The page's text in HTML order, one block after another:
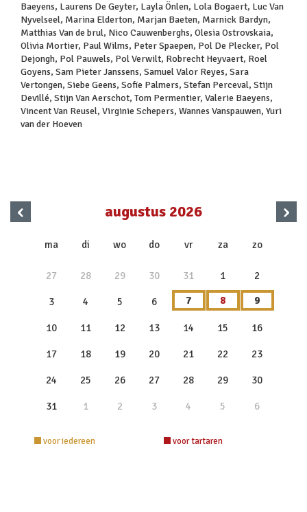
Baeyens, Laurens De Geyter, Layla Önlen, Lola Bogaert, Luc Van
Nyvelseel, Marina Elderton, Marjan Baeten, Marnick Bardyn,
Matthias Van de brul, Nico Cauwenberghs, Olesia Ostrovskaia,
Olivia Mortier, Paul Wilms, Peter Spaepen, Pol De Plecker, Pol
Dejongh, Pol Pauwels, Pol Verwilt, Robrecht Heyvaert, Roel
Goyens, Sam Pieter Janssens, Samuel Valor Reyes, Sara
Vertongen, Siebe Geens, Sofie Palmers, Stefan Perceval, Stijn
Devillé, Stijn Van Aerschot, Tom Permentier, Valerie Baeyens,
Vincent Van Reusel, Virginie Schepers, Wannes Vanspauwen, Yuri
van der Hoeven
‹ augustus 2026
ma di wo do vr za zo
27 28 29 30 31 1 2
3 4 5 6 7 8 9
10 11 12 13 14 15 16
17 18 19 20 21 22 23
24 25 26 27 28 29 30
31 1 2 3 4 5 6
›
voor iedereen voor tartaren